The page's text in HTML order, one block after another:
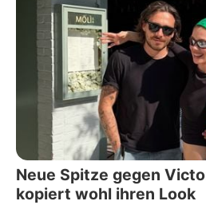
Neue Spitze gegen
kopiert wohl ihren Look